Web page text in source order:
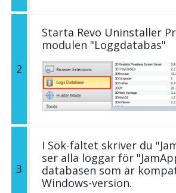
2
Starta Revo Uninstaller
modulen "Loggdatabas"
3
I Sök-fältet skriver du
ser alla loggar för
databasen som är
Windows-version.